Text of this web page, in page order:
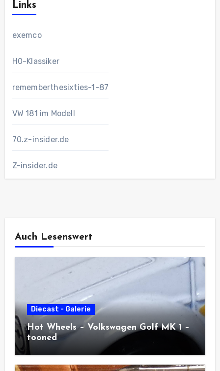
Links
exemco
H0-Klassiker
rememberthesixties-1-87
VW 181 im Modell
70.z-insider.de
Z-insider.de
Auch Lesenswert
Diecast - Galerie
Hot Wheels – Volkswagen Golf MK 1 –
tooned